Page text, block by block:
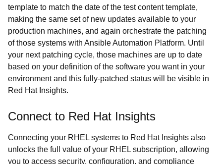
template to match the date of the test content template,
making the same set of new updates available to your
production machines, and again orchestrate the patching
of those systems with Ansible Automation Platform. Until
your next patching cycle, those machines are up to date
based on your definition of the software you want in your
environment and this fully-patched status will be visible in
Red Hat Insights.
Connect to Red Hat Insights
Connecting your RHEL systems to Red Hat Insights also
unlocks the full value of your RHEL subscription, allowing
you to access security, configuration, and compliance